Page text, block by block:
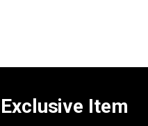
Exclusive Item